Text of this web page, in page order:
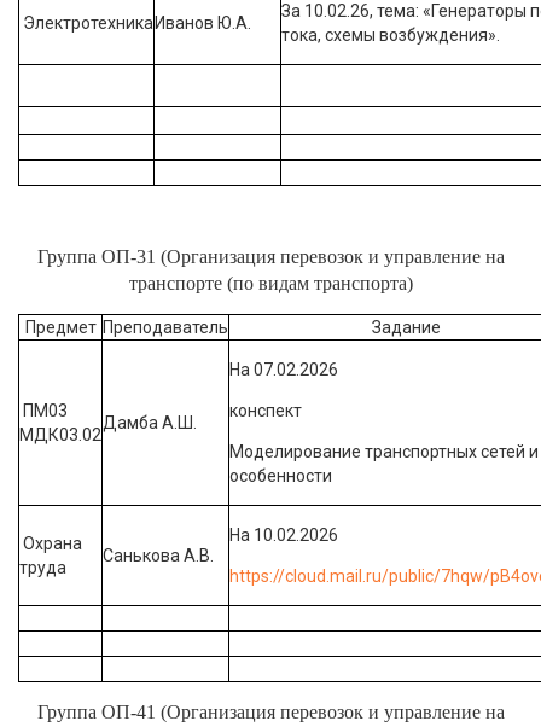
Электротехника Иванов Ю.А.
За 10.02.26, тема: «Генераторы
тока, схемы возбуждения».
Группа ОП-31 (Организация перевозок и управление на
транспорте (по видам транспорта)
Предмет Преподаватель Задание
ПМ03
МДК03.02
Дамба А.Ш.
На 07.02.2026
конспект
Моделирование транспортных сетей и
особенности
Охрана
труда
Санькова А.В.
На 10.02.2026
https://cloud.mail.ru/public/7hqw/
Группа ОП-41 (Организация перевозок и управление на